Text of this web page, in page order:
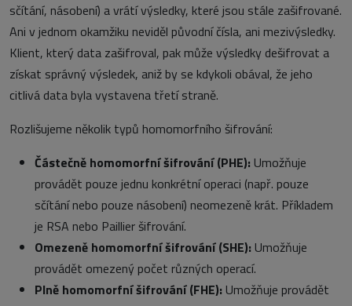
sčítání, násobení) a vrátí výsledky, které jsou stále zašifrované.
Ani v jednom okamžiku neviděl původní čísla, ani mezivýsledky.
Klient, který data zašifroval, pak může výsledky dešifrovat a
získat správný výsledek, aniž by se kdykoli obával, že jeho
citlivá data byla vystavena třetí straně.
Rozlišujeme několik typů homomorfního šifrování:
Částečně homomorfní šifrování (PHE): Umožňuje
provádět pouze jednu konkrétní operaci (např. pouze
sčítání nebo pouze násobení) neomezeně krát. Příkladem
je RSA nebo Paillier šifrování.
Omezeně homomorfní šifrování (SHE): Umožňuje
provádět omezený počet různých operací.
Plně homomorfní šifrování (FHE): Umožňuje provádět